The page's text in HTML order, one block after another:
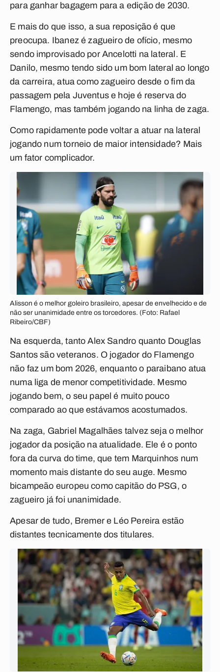
para ganhar bagagem para a edição de 2030.
E mais do que isso, a sua reposição é que
preocupa. Ibanez é zagueiro de ofício, mesmo
sendo improvisado por Ancelotti na lateral. E
Danilo, mesmo tendo sido um bom lateral ao longo
da carreira, atua como zagueiro desde o fim da
passagem pela Juventus e hoje é reserva do
Flamengo, mas também jogando na linha de zaga.
Como rapidamente pode voltar a atuar na lateral
jogando num torneio de maior intensidade? Mais
um fator complicador.
Alisson é o melhor goleiro brasileiro, apesar de envelhecido e de
não ser unanimidade entre os torcedores. (Foto: Rafael
Ribeiro/CBF)
Na esquerda, tanto Alex Sandro quanto Douglas
Santos são veteranos. O jogador do Flamengo
não faz um bom 2026, enquanto o paraibano atua
numa liga de menor competitividade. Mesmo
jogando bem, o seu papel é muito pouco
comparado ao que estávamos acostumados.
Na zaga, Gabriel Magalhães talvez seja o melhor
jogador da posição na atualidade. Ele é o ponto
fora da curva do time, que tem Marquinhos num
momento mais distante do seu auge. Mesmo
bicampeão europeu como capitão do PSG, o
zagueiro já foi unanimidade.
Apesar de tudo, Bremer e Léo Pereira estão
distantes tecnicamente dos titulares.